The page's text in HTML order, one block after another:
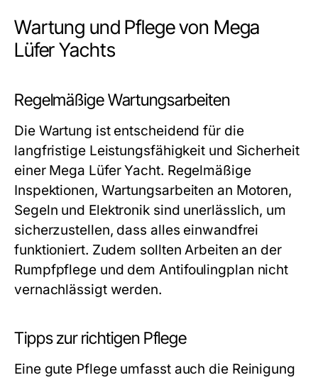
Wartung und Pflege von Mega
Lüfer Yachts
Regelmäßige Wartungsarbeiten
Die Wartung ist entscheidend für die
langfristige Leistungsfähigkeit und Sicherheit
einer Mega Lüfer Yacht. Regelmäßige
Inspektionen, Wartungsarbeiten an Motoren,
Segeln und Elektronik sind unerlässlich, um
sicherzustellen, dass alles einwandfrei
funktioniert. Zudem sollten Arbeiten an der
Rumpfpflege und dem Antifoulingplan nicht
vernachlässigt werden.
Tipps zur richtigen Pflege
Eine gute Pflege umfasst auch die Reinigung